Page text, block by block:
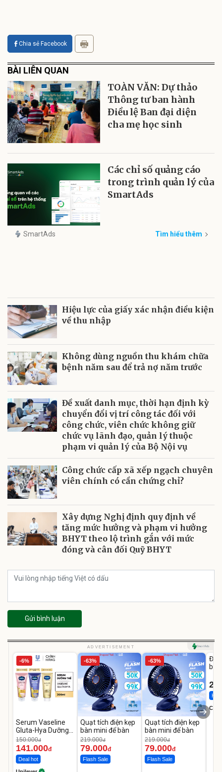
Chia sẻ Facebook
BÀI LIÊN QUAN
TOÀN VĂN: Dự thảo
Thông tư ban hành
Điều lệ Ban đại diện
cha mẹ học sinh
Các chỉ số quảng cáo
trong trình quản lý của
SmartAds
SmartAds Tìm hiểu thêm
Hiệu lực của giấy xác nhận điều kiện
về thu nhập
Không dùng nguồn thu khám chữa
bệnh năm sau để trả nợ năm trước
Đề xuất danh mục, thời hạn định kỳ
chuyển đổi vị trí công tác đối với
công chức, viên chức không giữ
chức vụ lãnh đạo, quản lý thuộc
phạm vi quản lý của Bộ Nội vụ
Công chức cấp xã xếp ngạch chuyên
viên chính có cần chứng chỉ?
Xây dựng Nghị định quy định về
tăng mức hưởng và phạm vi hưởng
BHYT theo lộ trình gắn với mức
đóng và cân đối Quỹ BHYT
Gửi bình luận
ADVERTISEMENT
-6%
Serum Vaseline
Gluta-Hya Dưỡng
Da Sáng Mịn Sau 7
Ngày
150.000đ
141.000đ
Deal hot
-63%
Quạt tích điện kẹp
bàn mini để bàn
219.000đ
79.000đ
Flash Sale
-63%
Quạt tích điện kẹp
bàn mini để bàn
219.000đ
79.000đ
Flash Sale
Đai
bé
Hot